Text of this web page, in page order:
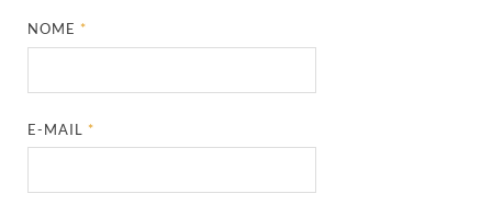
NOME*
E-MAIL*